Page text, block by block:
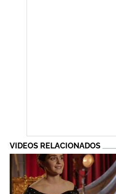
VIDEOS RELACIONADOS